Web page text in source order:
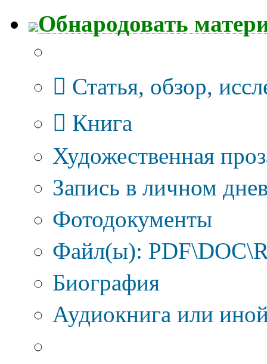
Обнародовать
Статья, обзор,
Книга
Художественная
Запись в личном
Фотодокументы
Файл(ы):
Биография
Аудиокнига или